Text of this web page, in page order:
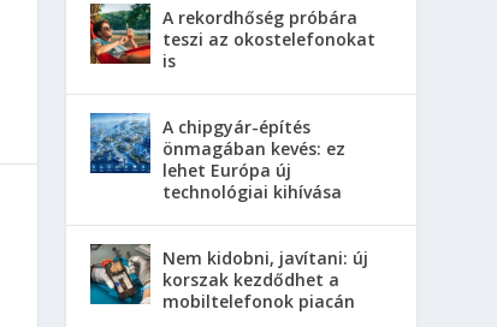
A rekordhőség próbára
teszi az okostelefonokat
is
A chipgyár-építés
önmagában kevés: ez
lehet Európa új
technológiai kihívása
Nem kidobni, javítani: új
korszak kezdődhet a
mobiltelefonok piacán